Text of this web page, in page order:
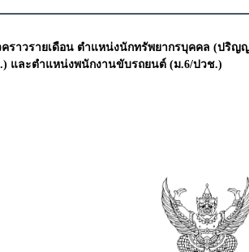
ราวรายเดือน ตำแหน่งนักทรัพยากรบุคคล (ป
และตำแหน่งพนักงานขับรถยนต์ (ม.6/ปวช.)